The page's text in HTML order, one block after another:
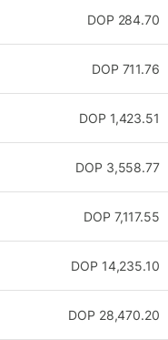
284.70
DOP
711.76
DOP
1,423.51
DOP
3,558.77
DOP
7,117.55
DOP
14,235.10
DOP
28,470.20
DOP